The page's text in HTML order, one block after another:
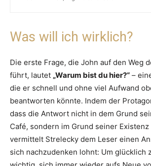
Was will ich wirklich?
Die erste Frage, die John auf den Weg
führt, lautet „Warum bist du hier?“ –
die er schnell und ohne viel Aufwand
beantworten könnte. Indem der
dass die Antwort nicht in dem Grund
Café, sondern im Grund seiner
vermittelt Strelecky dem Leser einen
sich nachzudenken lohnt: Um glücklich